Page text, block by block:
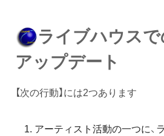
ライブハウス
アップデート
【次の行動】には2つあります
アーティスト活動の一つに、